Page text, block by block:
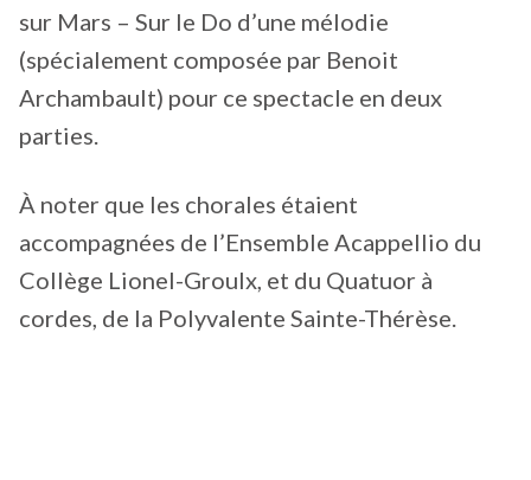
sur Mars – Sur le Do d’une mélodie
(spécialement composée par Benoit
Archambault) pour ce spectacle en deux
parties.
À noter que les chorales étaient
accompagnées de l’Ensemble Acappellio du
Collège Lionel-Groulx, et du Quatuor à
cordes, de la Polyvalente Sainte-Thérèse.